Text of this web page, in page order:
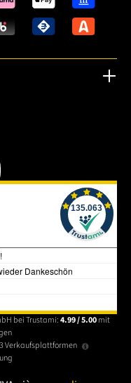
Tab.
bei Trustami:4.99 / 5.00mit
Verkaufsplattformen